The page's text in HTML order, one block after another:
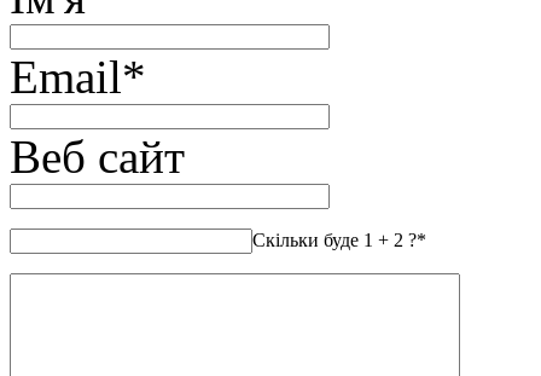
Email*
Веб сайт
Скільки буде 1 + 2 ?*